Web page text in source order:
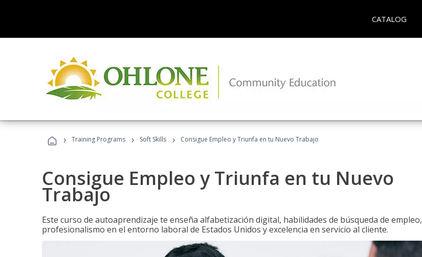
CATALOG
› Training Programs › Soft Skills › Consigue Empleo y Triunfa en tu Nuevo Trabajo
Consigue Empleo y Triunfa en tu Nuevo
Trabajo
Este curso de autoaprendizaje te enseña alfabetización digital, habilidades de búsqueda de empleo,
profesionalismo en el entorno laboral de Estados Unidos y excelencia en servicio al cliente.